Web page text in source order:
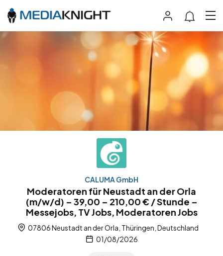
CALUMA GmbH
Moderatoren für Neustadt an der Orla
(m/w/d) – 39,00 – 210,00 € / Stunde –
Messejobs, TV Jobs, Moderatoren Jobs
07806 Neustadt an der Orla, Thüringen, Deutschland
01/08/2026